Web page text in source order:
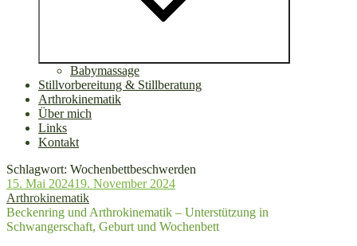
Babymassage
Stillvorbereitung & Stillberatung
Arthrokinematik
Über mich
Links
Kontakt
Schlagwort: Wochenbettbeschwerden
Veröffentlicht
am
15. Mai 202419. November 2024
Arthrokinematik
Beckenring und Arthrokinematik – Unterstützung in
Schwangerschaft, Geburt und Wochenbett